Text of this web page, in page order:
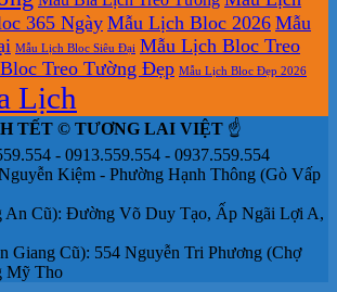
365 Ngày Mẫu Lịch Bloc 2026 Mẫu
Mẫu Lịch Bloc Siêu Đại Mẫu Lịch Bloc Treo
Treo Tường Đẹp Mẫu Lịch Bloc Đẹp 2026
Lịch
TẾT © TƯƠNG LAI VIỆT ☝️
- 0913.559.554 - 0937.559.554
Kiệm - Phường Hạnh Thông (Gò Vấp
An Cũ): Đường Võ Duy Tạo, Ấp Ngãi Lợi A,
Giang Cũ): 554 Nguyễn Tri Phương (Chợ
Mỹ Tho